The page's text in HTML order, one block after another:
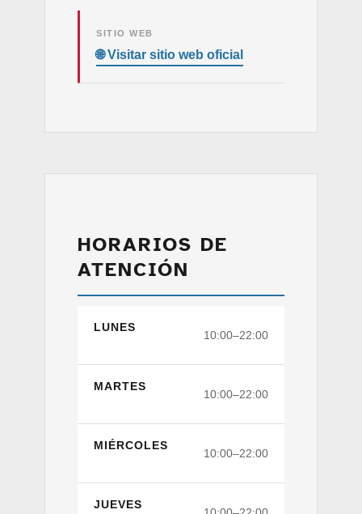
SITIO WEB
HORARIOS DE
ATENCIÓN
LUNES
10:00–22:00
MARTES
10:00–22:00
MIÉRCOLES
10:00–22:00
JUEVES